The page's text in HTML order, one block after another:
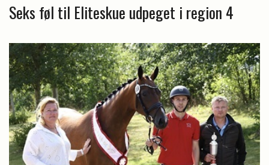
Seks føl til Eliteskue udpeget i region 4